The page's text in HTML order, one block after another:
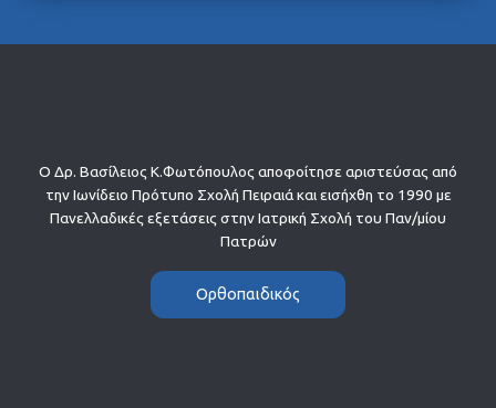
Ο Δρ. Βασίλειος Κ.Φωτόπουλος αποφοίτησε αριστεύσας από
την Ιωνίδειο Πρότυπο Σχολή Πειραιά και εισήχθη το 1990 με
Πανελλαδικές εξετάσεις στην Ιατρική Σχολή του Παν/μίου
Πατρών
Ορθοπαιδικός